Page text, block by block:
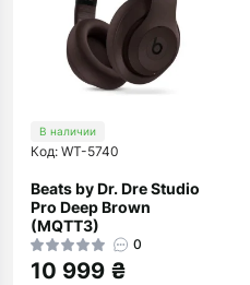
В наличии
Код: WT-5740
Beats by Dr. Dre Studio
Pro Deep Brown
(MQTT3)
0
10 999 ₴